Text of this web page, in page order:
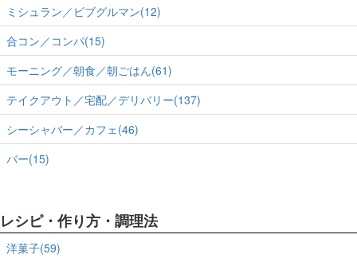
ミシュラン／ビブグルマン(12)
合コン／コンパ(15)
モーニング／朝食／朝ごはん(61)
テイクアウト／宅配／デリバリー(137)
シーシャバー／カフェ(46)
バー(15)
レシピ・作り方・調理法
洋菓子(59)